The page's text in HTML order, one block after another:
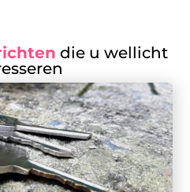
die u wellicht